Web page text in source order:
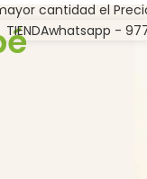
cantidad el
TIENDAwhatsapp -